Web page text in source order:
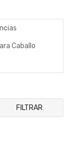
Caballo
FILTRAR